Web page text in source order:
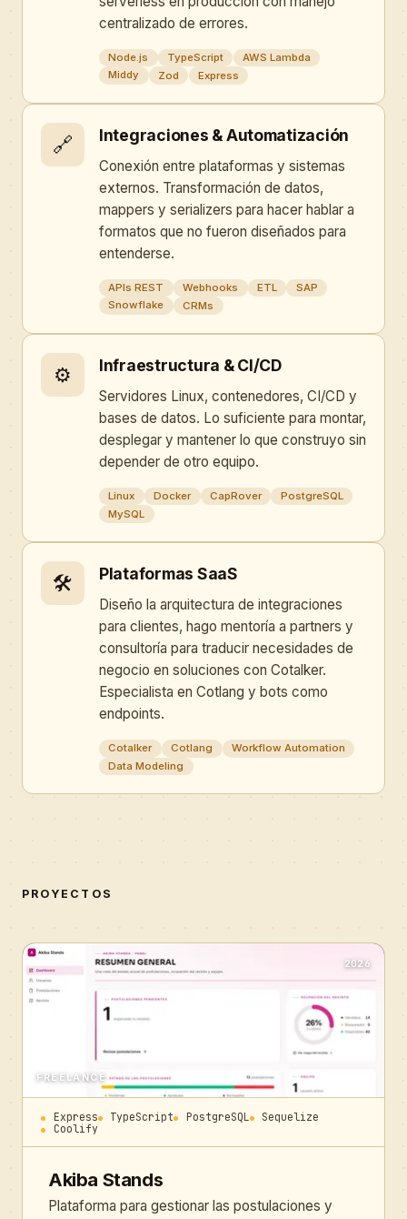
centralizado de errores.
Node.js TypeScript
AWS Lambda
Middy
Zod Express
🔗 Integraciones & Automatización
Conexión entre plataformas y sistemas
externos. Transformación de datos,
mappers y serializers para hacer hablar a
formatos que no fueron diseñados para
entenderse.
APIs REST Webhooks ETL
SAP
Snowflake
CRMs
⚙ Infraestructura & CI/CD
Servidores Linux, contenedores, CI/CD y
bases de datos. Lo suficiente para montar,
desplegar y mantener lo que construyo sin
depender de otro equipo.
Linux Docker CapRover
PostgreSQL
MySQL
🛠 Plataformas SaaS
Diseño la arquitectura de integraciones
para clientes, hago mentoría a partners y
consultoría para traducir necesidades de
negocio en soluciones con Cotalker.
Especialista en Cotlang y bots como
endpoints.
Cotalker Cotlang
Workflow Automation
Data Modeling
PROYECTOS
2026
FREELANCE
Express TypeScript PostgreSQL
Sequelize
Coolify
Akiba Stands
Plataforma para gestionar las postulaciones y